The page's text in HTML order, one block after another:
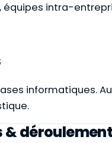
équipes intra-
informatiques.
& déroulement